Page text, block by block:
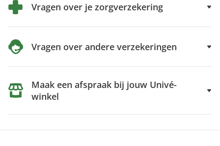
Vragen over je zorgverzekering
Vragen over andere verzekeringen
Maak een afspraak bij jouw Univé-
winkel